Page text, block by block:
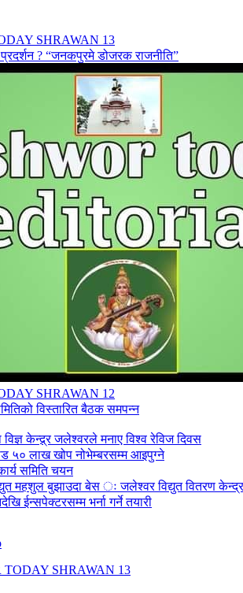
SHRAWAN 13
? “जनकपुरमे डोजरक राजनीति”
SHRAWAN 12
विस्तारित बैठक समपन्न
केन्द्र्र जलेश्वरले मनाए विश्व रेविज दिवस
५० लाख खोप नोभेम्बरसम्म आइपुग्ने
समिति चयन
महशुल बुझाउदा बेस ः जलेश्वर विद्युत वितरण
ईन्सपेक्टरसम्म भर्ना गर्ने तयारी
TODAY SHRAWAN 13